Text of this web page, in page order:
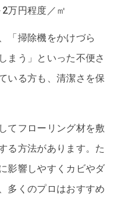
万円程度／㎡
「掃除機をかけづら
まう」といった不便さ
いる方も、清潔さを保
てフローリング材を敷
る方法があります。た
影響しやすくカビやダ
多くのプロはおすすめ